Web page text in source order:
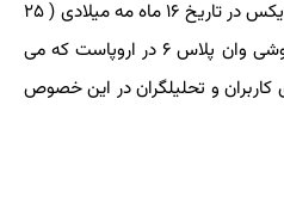
جالب است كه رونمایی از نوكیا ایكس در تاریخ ۱۶ ماه مه میلادی ( ۲۵
اردیبهشت) همزمان با معرفی گوشی وان پلاس ۶ در اروپاست كه می
كاربران و تحلیلگران در این خصوص